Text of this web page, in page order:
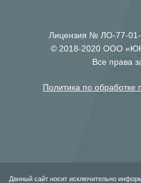
Лицензия № ЛО-77-01-
© 2018-2020 ООО
Все права
Политика по
Данный сайт носит исключительно